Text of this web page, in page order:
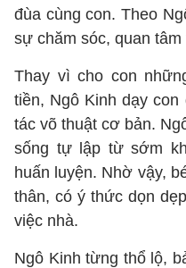
đùa cùng con. Theo
sự chăm sóc, quan
Thay vì cho con
tiền, Ngô Kinh dạy
tác võ thuật cơ bản.
sống tự lập từ sớm
huấn luyện. Nhờ vậy,
thân, có ý thức dọn
việc nhà.
Ngô Kinh từng thổ lộ,